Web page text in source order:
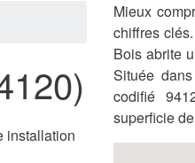
installation
Mieux
chiffres
Bois abrite
Située
codifié
superficie